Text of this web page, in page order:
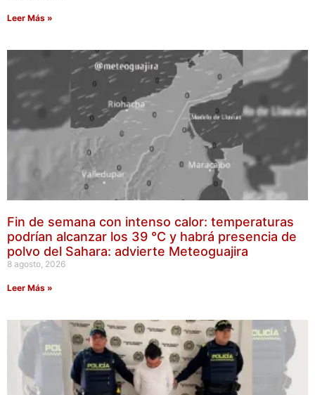
Leer Más »
Fin de semana con intenso calor: temperaturas
podrían alcanzar los 39 °C y habrá presencia de
polvo del Sahara: advierte Meteoguajira
8 agosto, 2026
Leer Más »